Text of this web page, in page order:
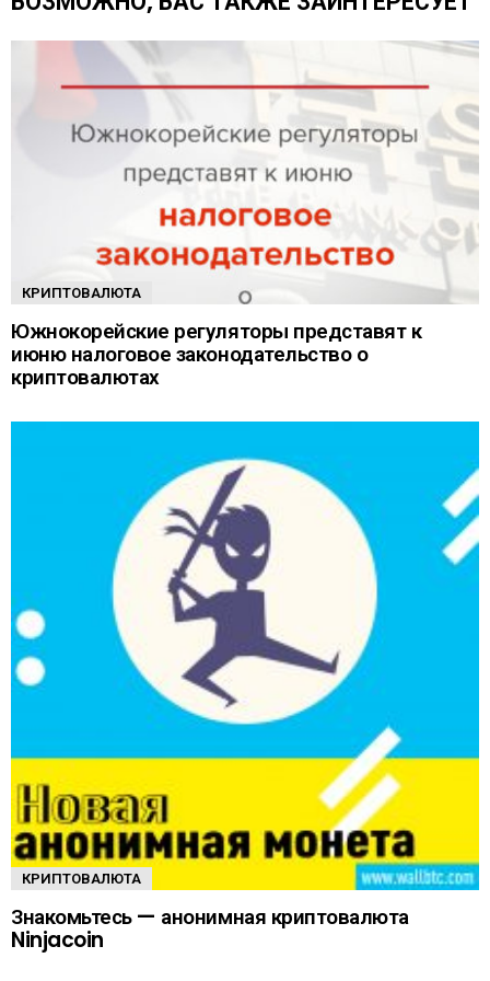
КРИПТОВАЛЮТА
Южнокорейские регуляторы представят к
июню налоговое законодательство о
криптовалютах
КРИПТОВАЛЮТА
Знакомьтесь — анонимная криптовалюта
Ninjacoin